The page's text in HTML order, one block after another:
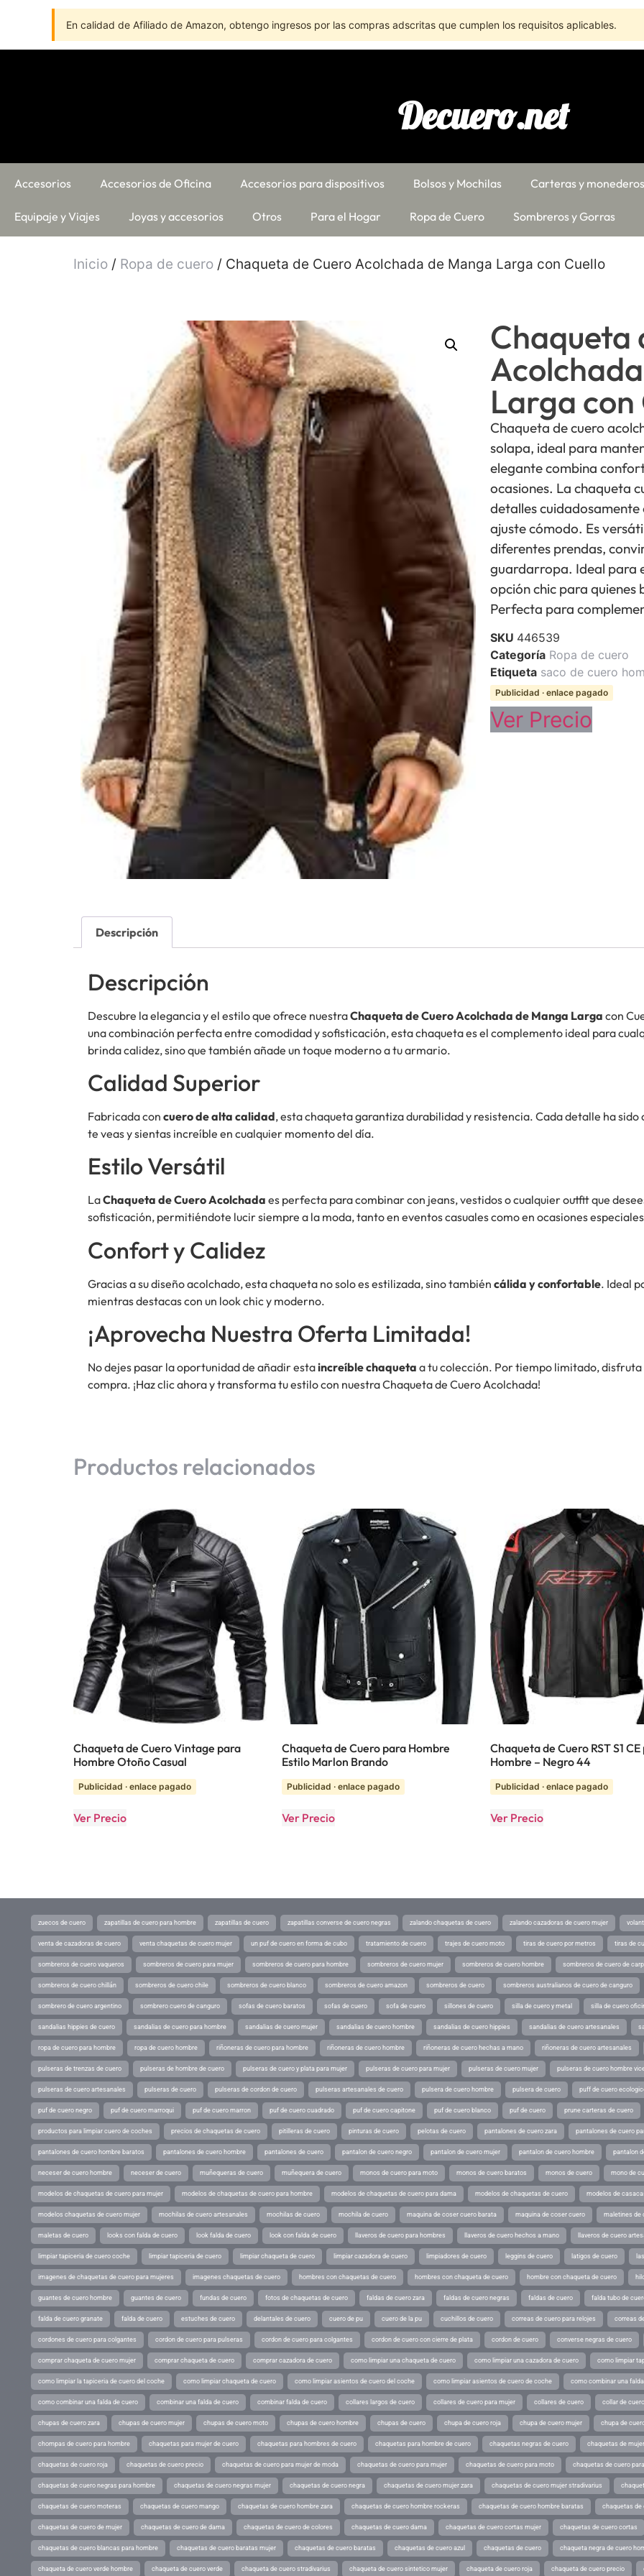
En calidad de Afiliado de Amazon, obtengo ingresos por las compras adscritas que cumplen los requisitos aplicables.
Decuero.net
Accesorios Accesorios de Oficina Accesorios para dispositivos Bolsos y Mochilas Carteras y monederos
Equipaje y Viajes Joyas y accesorios Otros Para el Hogar Ropa de Cuero Sombreros y Gorras
Inicio / Ropa de cuero / Chaqueta de Cuero Acolchada de Manga Larga con Cuello
Chaqueta
Larga con
Chaqueta de cuero
solapa, ideal para
elegante combina
ocasiones. La chaqueta
detalles
ajuste cómodo. Es
diferentes prendas,
guardarropa. Ideal para
opción chic para quienes
Perfecta para
SKU 446539
Categoría Ropa de cuero
Etiqueta saco de cuero
Publicidad · enlace pagado
Ver Precio
Descripción
Descripción
Descubre la elegancia y el estilo que ofrece nuestraChaqueta de Cuero Acolchada de Manga Larga con
una combinación perfecta entre comodidad y sofisticación, esta chaqueta es el complemento ideal para
brinda calidez, sino que también añade un toque moderno a tu armario.
Calidad Superior
Fabricada con cuero de alta calidad, esta chaqueta garantiza durabilidad y resistencia. Cada detalle ha
te veas y sientas increíble en cualquier momento del día.
Estilo Versátil
LaChaqueta de Cuero Acolchada es perfecta para combinar con jeans, vestidos o cualquier outfit que
sofisticación, permitiéndote lucir siempre a la moda, tanto en eventos casuales como en ocasiones
Confort y Calidez
Gracias a su diseño acolchado, esta chaqueta no solo es estilizada, sino también cálida y confortable. Ideal
mientras destacas con un look chic y moderno.
¡Aprovecha Nuestra Oferta Limitada!
No dejes pasar la oportunidad de añadir estaincreíble chaqueta a tu colección. Por tiempo limitado,
compra. ¡Haz clic ahora y transforma tu estilo con nuestra Chaqueta de Cuero Acolchada!
Productos relacionados
Chaqueta de Cuero Vintage para
Hombre Otoño Casual
Publicidad · enlace pagado
Ver Precio
Chaqueta de Cuero para Hombre
Estilo Marlon Brando
Publicidad · enlace pagado
Ver Precio
Chaqueta de Cuero RST S1
Hombre – Negro 44
Publicidad · enlace pagado
Ver Precio
zuecos de cuero zapatillas de cuero para hombre zapatillas de cuero zapatillas converse de cuero negras zalando chaquetas de cuero zalando cazadoras de cuero mujer
venta de cazadoras de cuero venta chaquetas de cuero mujer un puf de cuero en forma de cubo tratamiento de cuero trajes de cuero moto tiras de cuero por metros tiras de
sombreros de cuero vaqueros sombreros de cuero para mujer sombreros de cuero para hombre sombreros de cuero mujer sombreros de cuero hombre sombreros de cuero de
sombreros de cuero chillán sombreros de cuero chile sombreros de cuero blanco sombreros de cuero amazon sombreros de cuero sombreros australianos de cuero de canguro
sombrero de cuero argentino sombrero cuero de canguro sofas de cuero baratos sofas de cuero sofa de cuero sillones de cuero silla de cuero y metal silla de cuero
sandalias hippies de cuero sandalias de cuero para hombre sandalias de cuero mujer sandalias de cuero hombre sandalias de cuero hippies sandalias de cuero artesanales
ropa de cuero para hombre ropa de cuero hombre riñoneras de cuero para hombre riñoneras de cuero hombre riñoneras de cuero hechas a mano riñoneras de cuero artesanales
pulseras de trenzas de cuero pulseras de hombre de cuero pulseras de cuero y plata para mujer pulseras de cuero para mujer pulseras de cuero mujer pulseras de cuero hombre
pulseras de cuero artesanales pulseras de cuero pulseras de cordon de cuero pulseras artesanales de cuero pulsera de cuero hombre pulsera de cuero puff de cuero
puf de cuero negro puf de cuero marroqui puf de cuero marron puf de cuero cuadrado puf de cuero capitone puf de cuero blanco puf de cuero prune carteras de cuero
productos para limpiar cuero de coches precios de chaquetas de cuero pitilleras de cuero pinturas de cuero pelotas de cuero pantalones de cuero zara pantalones de cuero
pantalones de cuero hombre baratos pantalones de cuero hombre pantalones de cuero pantalon de cuero negro pantalon de cuero mujer pantalon de cuero hombre pantalon
neceser de cuero hombre neceser de cuero muñequeras de cuero muñequera de cuero monos de cuero para moto monos de cuero baratos monos de cuero mono de
modelos de chaquetas de cuero para mujer modelos de chaquetas de cuero para hombre modelos de chaquetas de cuero para dama modelos de chaquetas de cuero modelos de
modelos chaquetas de cuero mujer mochilas de cuero artesanales mochilas de cuero mochila de cuero maquina de coser cuero barata maquina de coser cuero maletines de
maletas de cuero looks con falda de cuero look falda de cuero look con falda de cuero llaveros de cuero para hombres llaveros de cuero hechos a mano llaveros de cuero
limpiar tapiceria de cuero coche limpiar tapiceria de cuero limpiar chaqueta de cuero limpiar cazadora de cuero limpiadores de cuero leggins de cuero latigos de cuero
imagenes de chaquetas de cuero para mujeres imagenes chaquetas de cuero hombres con chaquetas de cuero hombres con chaqueta de cuero hombre con chaqueta de cuero
guantes de cuero hombre guantes de cuero fundas de cuero fotos de chaquetas de cuero faldas de cuero zara faldas de cuero negras faldas de cuero falda tubo de
falda de cuero granate falda de cuero estuches de cuero delantales de cuero cuero de pu cuero de la pu cuchillos de cuero correas de cuero para relojes correas
cordones de cuero para colgantes cordon de cuero para pulseras cordon de cuero para colgantes cordon de cuero con cierre de plata cordon de cuero converse negras de cuero
comprar chaqueta de cuero mujer comprar chaqueta de cuero comprar cazadora de cuero como limpiar una chaqueta de cuero como limpiar una cazadora de cuero como limpiar
como limpiar la tapiceria de cuero del coche como limpiar chaqueta de cuero como limpiar asientos de cuero del coche como limpiar asientos de cuero de coche como combinar una
como combinar una falda de cuero combinar una falda de cuero combinar falda de cuero collares largos de cuero collares de cuero para mujer collares de cuero collar de cuero
chupas de cuero zara chupas de cuero mujer chupas de cuero moto chupas de cuero hombre chupas de cuero chupa de cuero roja chupa de cuero mujer chupa de
chompas de cuero para hombre chaquetas para mujer de cuero chaquetas para hombres de cuero chaquetas para hombre de cuero chaquetas negras de cuero chaquetas de
chaquetas de cuero roja chaquetas de cuero precio chaquetas de cuero para mujer de moda chaquetas de cuero para mujer chaquetas de cuero para moto chaquetas de cuero
chaquetas de cuero negras para hombre chaquetas de cuero negras mujer chaquetas de cuero negra chaquetas de cuero mujer zara chaquetas de cuero mujer stradivarius
chaquetas de cuero moteras chaquetas de cuero mango chaquetas de cuero hombre zara chaquetas de cuero hombre rockeras chaquetas de cuero hombre baratas chaquetas de
chaquetas de cuero de mujer chaquetas de cuero de dama chaquetas de cuero de colores chaquetas de cuero dama chaquetas de cuero cortas mujer chaquetas de cuero cortas
chaquetas de cuero blancas para hombre chaquetas de cuero baratas mujer chaquetas de cuero baratas chaquetas de cuero azul chaquetas de cuero chaqueta negra de cuero
chaqueta de cuero verde hombre chaqueta de cuero verde chaqueta de cuero stradivarius chaqueta de cuero sintetico mujer chaqueta de cuero roja chaqueta de cuero precio